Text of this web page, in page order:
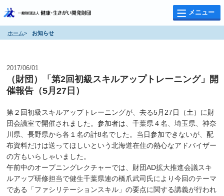
メニュー
ホーム> お知らせ
2017/06/01
（財団）「第2回初級スキルアップトレーニング」開
催報告（5月27日）
第２回初級スキルアップトレーニングが、去る5月27日（土）に財
団会議室で開催されました。参加者は、千葉県４名、埼玉県、神奈
川県、長野県から各１名の計8名でした。当日参加できないが、配
布資料だけは送ってほしいという北海道在住の熱心なアドバイザー
の方もいらしゃいました。
午前中のオープニングレクチャーでは、財団AD拡大推進会議スキ
ルアップ研修担当で健生千葉県連の橋爪武司氏により今回のテーマ
である「ファシリテーションスキル」の要点に関する講義が行われ